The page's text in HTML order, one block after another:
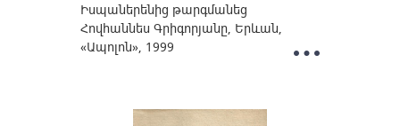
Իսպաներենից թարգմանեց
Հովհաննես Գրիգորյանը, Երևան,
«Ապոլոն», 1999